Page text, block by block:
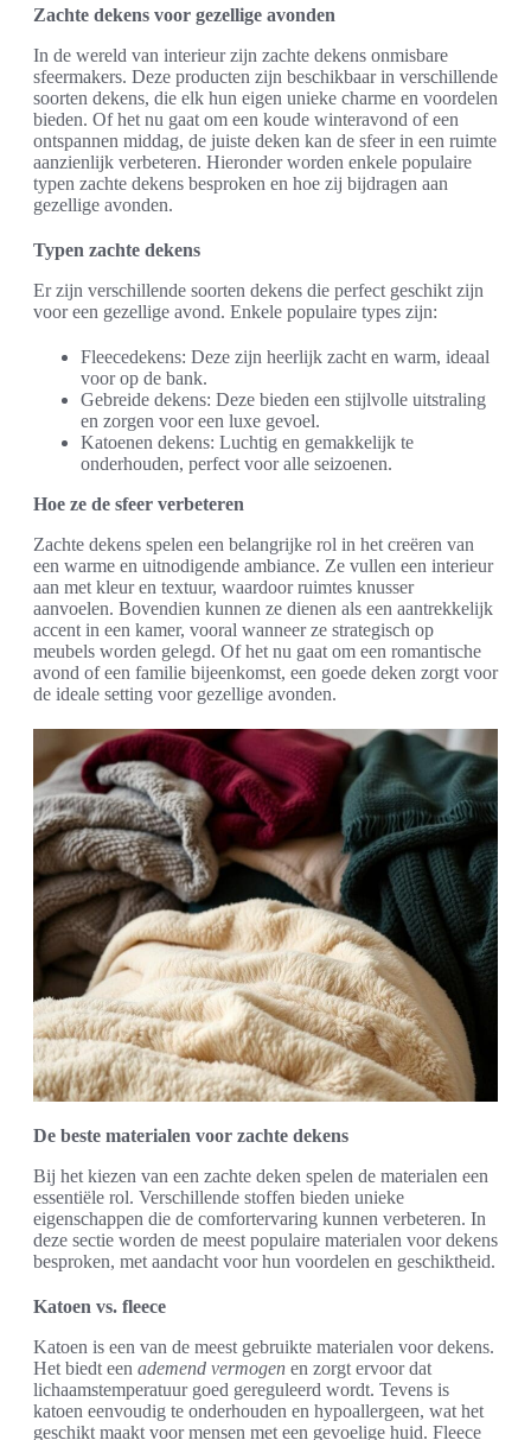
Zachte dekens voor gezellige avonden
In de wereld van interieur zijn zachte dekens onmisbare
sfeermakers. Deze producten zijn beschikbaar in verschillende
soorten dekens, die elk hun eigen unieke charme en voordelen
bieden. Of het nu gaat om een koude winteravond of een
ontspannen middag, de juiste deken kan de sfeer in een ruimte
aanzienlijk verbeteren. Hieronder worden enkele populaire
typen zachte dekens besproken en hoe zij bijdragen aan
gezellige avonden.
Typen zachte dekens
Er zijn verschillende soorten dekens die perfect geschikt zijn
voor een gezellige avond. Enkele populaire types zijn:
Fleecedekens: Deze zijn heerlijk zacht en warm, ideaal
voor op de bank.
Gebreide dekens: Deze bieden een stijlvolle uitstraling
en zorgen voor een luxe gevoel.
Katoenen dekens: Luchtig en gemakkelijk te
onderhouden, perfect voor alle seizoenen.
Hoe ze de sfeer verbeteren
Zachte dekens spelen een belangrijke rol in het creëren van
een warme en uitnodigende ambiance. Ze vullen een interieur
aan met kleur en textuur, waardoor ruimtes knusser
aanvoelen. Bovendien kunnen ze dienen als een aantrekkelijk
accent in een kamer, vooral wanneer ze strategisch op
meubels worden gelegd. Of het nu gaat om een romantische
avond of een familie bijeenkomst, een goede deken zorgt voor
de ideale setting voor gezellige avonden.
De beste materialen voor zachte dekens
Bij het kiezen van een zachte deken spelen de materialen een
essentiële rol. Verschillende stoffen bieden unieke
eigenschappen die de comfortervaring kunnen verbeteren. In
deze sectie worden de meest populaire materialen voor dekens
besproken, met aandacht voor hun voordelen en geschiktheid.
Katoen vs. fleece
Katoen is een van de meest gebruikte materialen voor dekens.
Het biedt een ademend vermogen en zorgt ervoor dat
lichaamstemperatuur goed gereguleerd wordt. Tevens is
katoen eenvoudig te onderhouden en hypoallergeen, wat het
geschikt maakt voor mensen met een gevoelige huid. Fleece